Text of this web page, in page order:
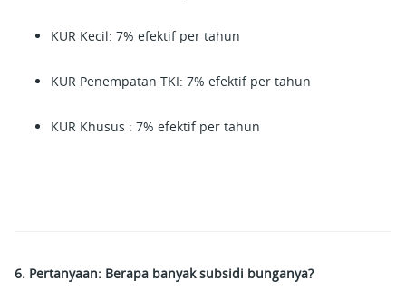
KUR Kecil: 7% efektif per tahun
KUR Penempatan TKI: 7% efektif per tahun
KUR Khusus : 7% efektif per tahun
6. Pertanyaan: Berapa banyak subsidi bunganya?